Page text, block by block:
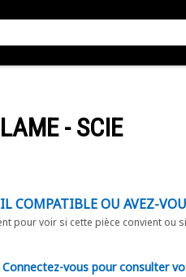
- SCIE
COMPATIBLE OU AVEZ-
pour voir si cette pièce convient
Connectez-vous pour consulter